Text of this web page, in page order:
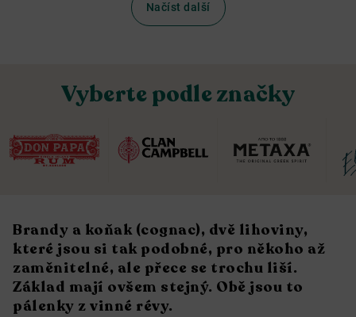
Načíst další
Vyberte podle značky
Brandy a koňak (cognac), dvě lihoviny,
které jsou si tak podobné, pro někoho až
zaměnitelné, ale přece se trochu liší.
Základ mají ovšem stejný. Obě jsou to
pálenky z vinné révy.